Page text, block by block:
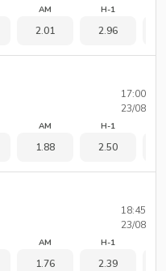
AM
2.01
H-1
2.96
17:00
23/08
AM
1.88
H-1
2.50
18:45
23/08
AM
1.76
H-1
2.39